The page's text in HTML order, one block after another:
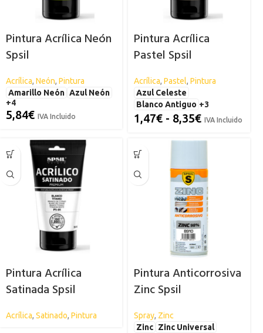
Pintura Acrílica Neón
Spsil
Acrílica, Neón, Pintura
Amarillo Neón Azul Neón
+4
5,84€ IVA Incluido
Pintura Acrílica
Pastel Spsil
Acrílica, Pastel, Pintura
Azul Celeste
Blanco Antiguo +3
1,47€ - 8,35€ IVA Incluido
Pintura Acrílica
Satinada Spsil
Acrílica, Satinado, Pintura
Pintura Anticorrosiva
Zinc Spsil
Spray, Zinc
Zinc Zinc Universal